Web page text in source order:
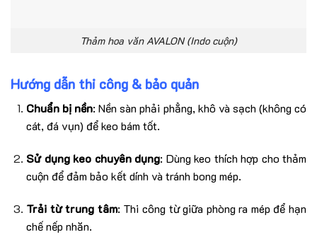
Thảm hoa văn AVALON (Indo cuộn)
Hướng dẫn thi công & bảo quản
Chuẩn bị nền: Nền sàn phải phẳng, khô và sạch (không có
cát, đá vụn) để keo bám tốt.
Sử dụng keo chuyên dụng: Dùng keo thích hợp cho thảm
cuộn để đảm bảo kết dính và tránh bong mép.
Trải từ trung tâm: Thi công từ giữa phòng ra mép để hạn
chế nếp nhăn.